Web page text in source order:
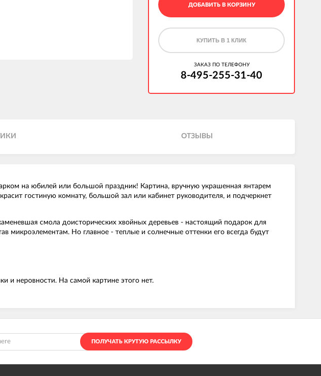
ДОБАВИТЬ В КОРЗИНУ
КУПИТЬ В 1 КЛИК
ЗАКАЗ ПО ТЕЛЕФОНУ
8-495-255-31-40
ОТЗЫВЫ
на юбилей или большой праздник! Картина, вручную украшенная янтарем
гостиную комнату, большой зал или кабинет руководителя, и подчеркнет
смола доисторических хвойных деревьев - настоящий подарок для
микроэлементам. Но главное - теплые и солнечные оттенки его всегда будут
и неровности. На самой картине этого нет.
ПОЛУЧАТЬ КРУТУЮ РАССЫЛКУ